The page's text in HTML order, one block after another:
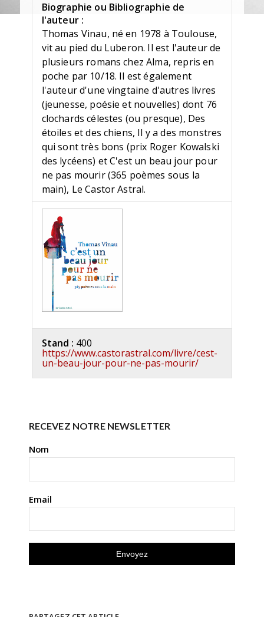
Biographie ou Bibliographie de
l'auteur :
Thomas Vinau, né en 1978 à Toulouse,
vit au pied du Luberon. Il est l'auteur de
plusieurs romans chez Alma, repris en
poche par 10/18. Il est également
l'auteur d'une vingtaine d'autres livres
(jeunesse, poésie et nouvelles) dont 76
clochards célestes (ou presque), Des
étoiles et des chiens, Il y a des monstres
qui sont très bons (prix Roger Kowalski
des lycéens) et C'est un beau jour pour
ne pas mourir (365 poèmes sous la
main), Le Castor Astral.
Stand : 400
https://www.castorastral.com/livre/cest-
un-beau-jour-pour-ne-pas-mourir/
RECEVEZ NOTRE NEWSLETTER
Nom
Email